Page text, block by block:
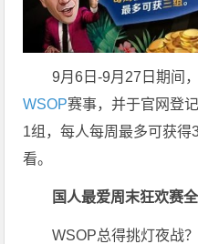
9月6日-9月27日期间
WSOP赛事，并于官网登
1组，每人每周最多可获
看。
国人最爱周末狂欢赛
WSOP总得挑灯夜战